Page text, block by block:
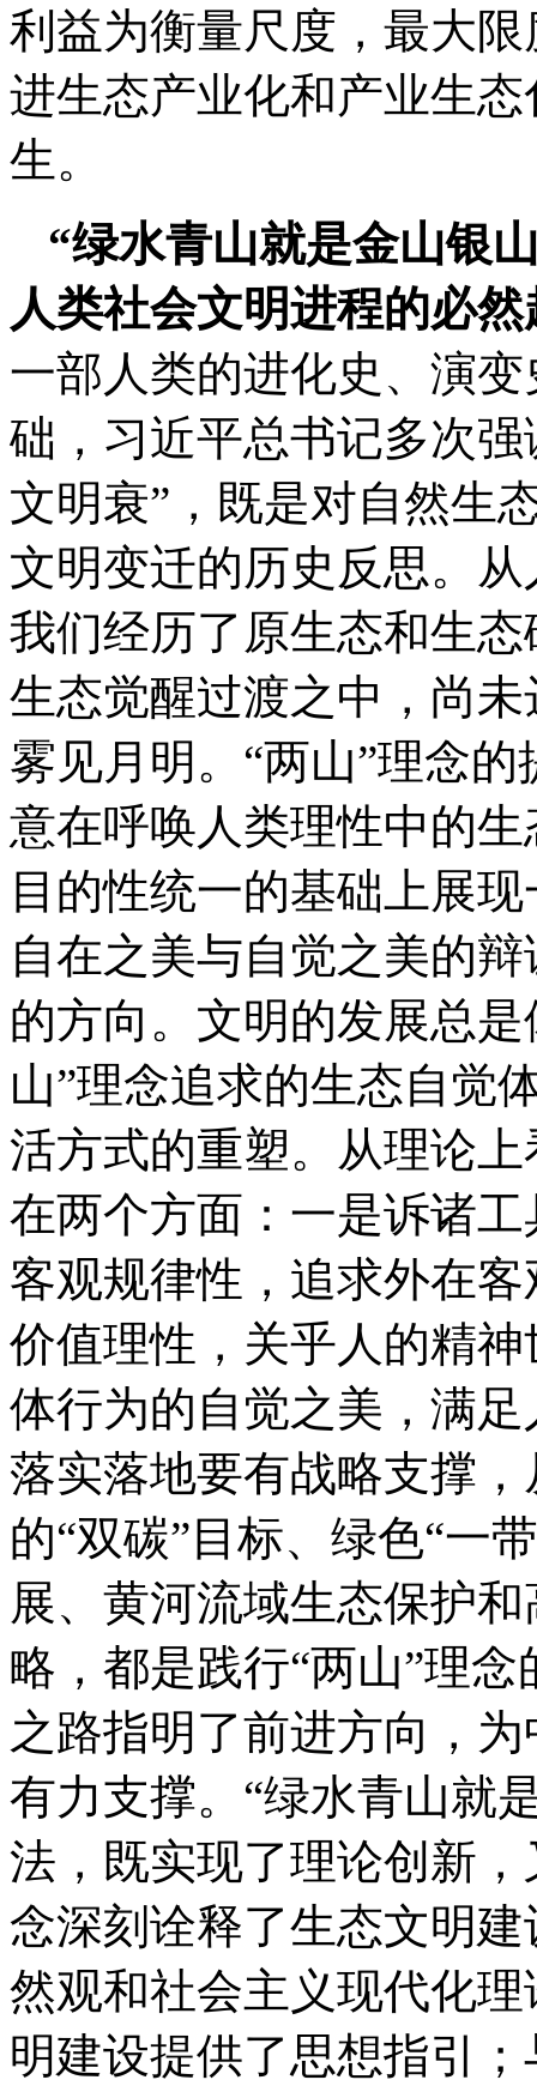
利益为衡量尺度，最大
进生态产业化和产业生
生。
“绿水青山就是金山银
人类社会文明进程的必
一部人类的进化史、演
础，习近平总书记多次
文明衰”，既是对自然生
文明变迁的历史反思。
我们经历了原生态和生
生态觉醒过渡之中，尚
雾见月明。“两山”理念
意在呼唤人类理性中的
目的性统一的基础上展
自在之美与自觉之美的
的方向。文明的发展总
山”理念追求的生态自觉
活方式的重塑。从理论
在两个方面：一是诉诸
客观规律性，追求外在
价值理性，关乎人的精
体行为的自觉之美，满
落实落地要有战略支撑
的“双碳”目标、绿色“一
展、黄河流域生态保护
略，都是践行“两山”理
之路指明了前进方向，
有力支撑。“绿水青山就
法，既实现了理论创新
念深刻诠释了生态文明
然观和社会主义现代化
明建设提供了思想指引